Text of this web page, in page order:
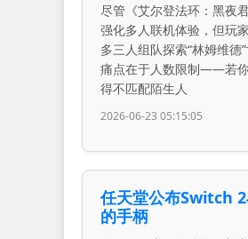
尽管《艾尔登法环：黑夜
强化多人联机体验，但玩
多三人组队探索“林姆维德
痛点在于人数限制——若
得不匹配陌生人
2026-06-23 05:15:05
任天堂公布Switch
的手柄